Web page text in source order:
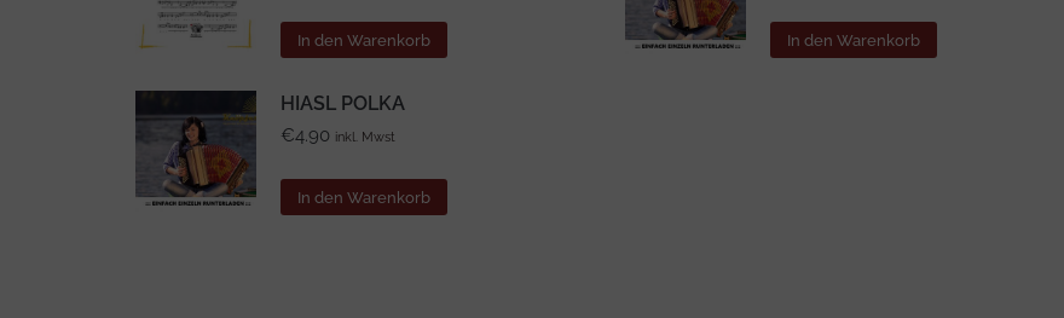
In den Warenkorb In den Warenkorb
HIASL POLKA
€4.90 inkl. Mwst
In den Warenkorb